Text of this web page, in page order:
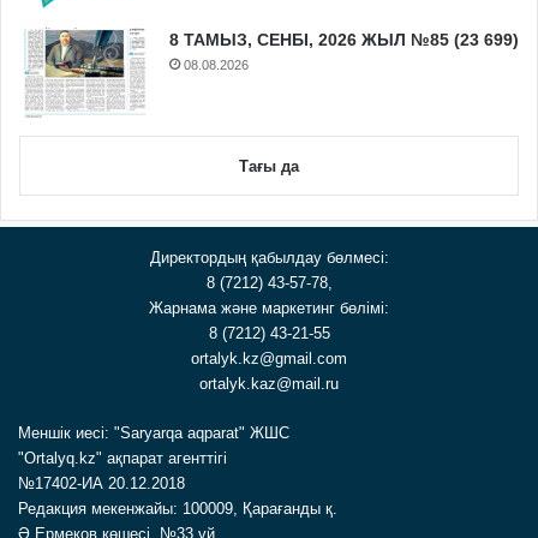
8 ТАМЫЗ, СЕНБІ, 2026 ЖЫЛ №85 (23 699)
08.08.2026
Тағы да
Директордың қабылдау бөлмесі:
8 (7212) 43-57-78,
Жарнама және маркетинг бөлімі:
8 (7212) 43-21-55
ortalyk.kz@gmail.com
ortalyk.kaz@mail.ru
Меншік иесі: "Saryarqa aqparat" ЖШС
"Ortalyq.kz" ақпарат агенттігі
№17402-ИА 20.12.2018
Редакция мекенжайы: 100009, Қарағанды қ.
Ә.Ермеков көшесі, №33 үй.